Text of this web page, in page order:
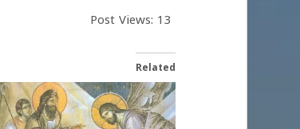
Post Views: 13
Related